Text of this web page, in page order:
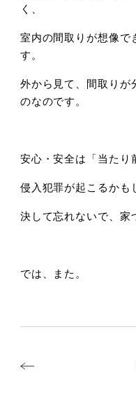
く、
室内の間取りが想像で
す。
外から見て、間取りが
のなのです。
安心・安全は「当たり
侵入犯罪が起こるかも
決して忘れないで、家
では、また。